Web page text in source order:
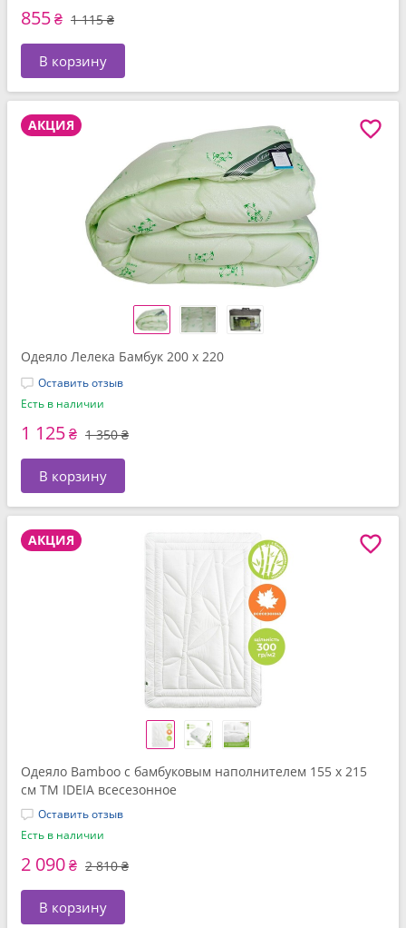
855₴ 1 115 ₴
В корзину
АКЦИЯ
Одеяло Лелека Бамбук 200 x 220
Оставить отзыв
Есть в наличии
1 125₴ 1 350 ₴
В корзину
АКЦИЯ
Одеяло Bamboo с бамбуковым наполнителем 155 x 215
см TM IDEIA всесезонное
Оставить отзыв
Есть в наличии
2 090₴ 2 810 ₴
В корзину